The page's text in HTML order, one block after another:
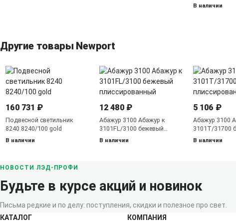
В наличии
Другие товары Newport
160 731 ₽
Подвесной светильник
8240 8240/100 gold
В наличии
12 480 ₽
Абажур 3100 Абажур к
3101FL/3100 бежевый
плиссированный
В наличии
5 106 ₽
Абажур 3100
3101T/31700
В наличии
НОВОСТИ ЛЭД-ПРОФИ
Будьте в курсе акций и новинок
Письма редкие и по делу: поступления, скидки и полезное про свет.
КАТАЛОГ КОМПАНИЯ